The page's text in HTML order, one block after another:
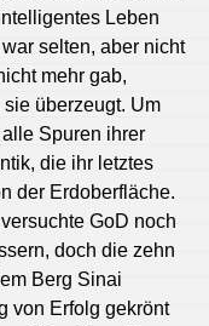
Leben
selten, aber nicht
mehr gab,
überzeugt. Um
Spuren ihrer
die ihr letztes
der Erdoberfläche.
GoD noch
doch die zehn
Berg Sinai
von Erfolg gekrönt